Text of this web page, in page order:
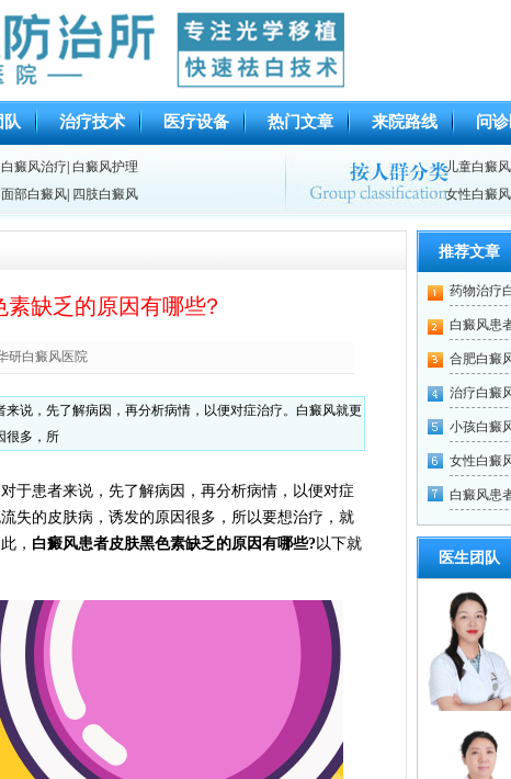
队 治疗技术 医疗设备 热门文章 来院路线 问
白癜风治疗 白癜风护理
面部白癜风 四肢白癜风
儿童白癜风
女性白癜风
缺乏的原因有哪些?
研白癜风医院
说，先了解病因，再分析病情，以便对症治疗。白癜风就更
很多，所
患者来说，先了解病因，再分析病情，以便对症
失的皮肤病，诱发的原因很多，所以要想治疗，就
， 白癜风患者皮肤黑色素缺乏的原因有哪些?以下就
推荐文章
药物治疗
白癜风患
合肥白癜
治疗白癜
小孩白癜
女性白癜
白癜风患
医生团队